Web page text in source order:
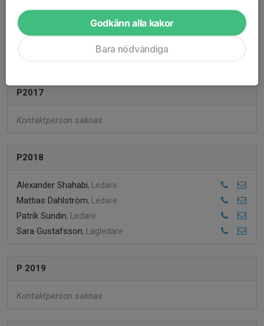
Jonas Falk, Tränare
David Torstensson , Tränare
, Lagledare
P2017
Kontaktperson saknas
P2018
Alexander Shahabi, Ledare
Mattias Dahlström, Ledare
Patrik Sundin, Ledare
Sara Gustafsson, Lagledare
P 2019
Kontaktperson saknas
Godkänn alla kakor
Bara nödvändiga